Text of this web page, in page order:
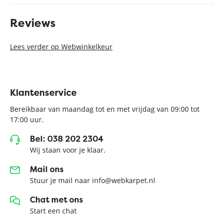
Reviews
Lees verder op Webwinkelkeur
Klantenservice
Bereikbaar van maandag tot en met vrijdag van 09:00 tot
17:00 uur.
Bel: 038 202 2304
Wij staan voor je klaar.
Mail ons
Stuur je mail naar info@webkarpet.nl
Chat met ons
Start een chat